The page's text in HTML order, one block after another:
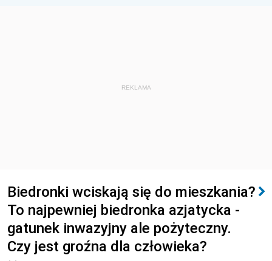
REKLAMA
Biedronki wciskają się do mieszkania?
To najpewniej biedronka azjatycka -
gatunek inwazyjny ale pożyteczny.
Czy jest groźna dla człowieka?